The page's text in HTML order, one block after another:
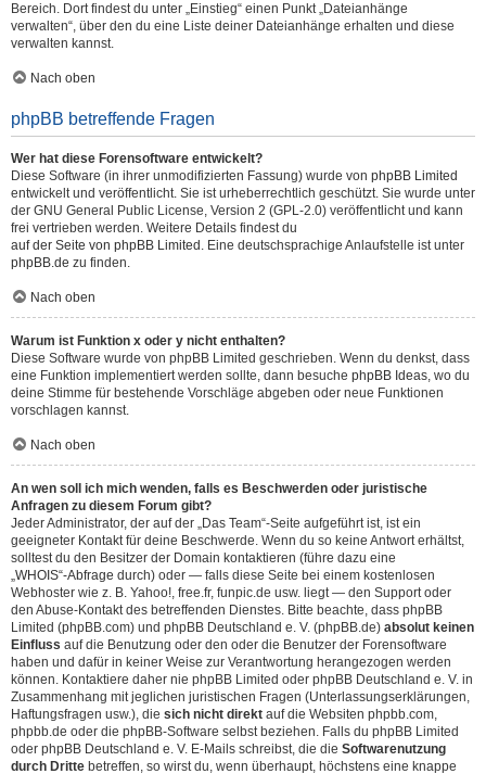
Bereich. Dort findest du unter „Einstieg“ einen Punkt „Dateianhänge
verwalten“, über den du eine Liste deiner Dateianhänge erhalten und diese
verwalten kannst.
Nach oben
phpBB betreffende Fragen
Wer hat diese Forensoftware entwickelt?
Diese Software (in ihrer unmodifizierten Fassung) wurde von phpBB Limited
entwickelt und veröffentlicht. Sie ist urheberrechtlich geschützt. Sie wurde unter
der GNU General Public License, Version 2 (GPL-2.0) veröffentlicht und kann
frei vertrieben werden. Weitere Details findest du
auf der Seite von phpBB Limited . Eine deutschsprachige Anlaufstelle ist unter
phpBB.de zu finden.
Nach oben
Warum ist Funktion x oder y nicht enthalten?
Diese Software wurde von phpBB Limited geschrieben. Wenn du denkst, dass
eine Funktion implementiert werden sollte, dann besuche phpBB Ideas, wo du
deine Stimme für bestehende Vorschläge abgeben oder neue Funktionen
vorschlagen kannst.
Nach oben
An wen soll ich mich wenden, falls es Beschwerden oder juristische
Anfragen zu diesem Forum gibt?
Jeder Administrator, der auf der „Das Team“-Seite aufgeführt ist, ist ein
geeigneter Kontakt für deine Beschwerde. Wenn du so keine Antwort erhältst,
solltest du den Besitzer der Domain kontaktieren (führe dazu eine
„WHOIS“-Abfrage durch) oder — falls diese Seite bei einem kostenlosen
Webhoster wie z. B. Yahoo!, free.fr, funpic.de usw. liegt — den Support oder
den Abuse-Kontakt des betreffenden Dienstes. Bitte beachte, dass phpBB
Limited (phpBB.com) und phpBB Deutschland e. V. (phpBB.de) absolut keinen
Einfluss auf die Benutzung oder den oder die Benutzer der Forensoftware
haben und dafür in keiner Weise zur Verantwortung herangezogen werden
können. Kontaktiere daher nie phpBB Limited oder phpBB Deutschland e. V. in
Zusammenhang mit jeglichen juristischen Fragen (Unterlassungserklärungen,
Haftungsfragen usw.), die sich nicht direkt auf die Websiten phpbb.com,
phpbb.de oder die phpBB-Software selbst beziehen. Falls du phpBB Limited
oder phpBB Deutschland e. V. E-Mails schreibst, die die Softwarenutzung
durch Dritte betreffen, so wirst du, wenn überhaupt, höchstens eine knappe